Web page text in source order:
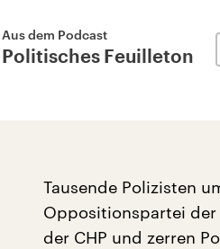
Aus dem Podcast
Politisches Feuilleton
Tausende Polizisten
Oppositionspartei der
der CHP und zerren